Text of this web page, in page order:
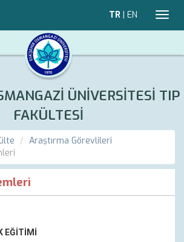
TR | EN
ÜNİVERSİTESİ TIP
FAKÜLTESİ
Araştırma Görevlileri
EĞİTİMİ